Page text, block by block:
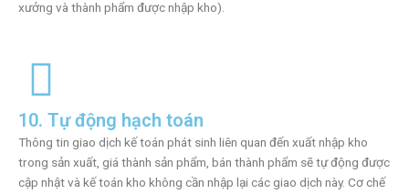
xưởng và thành phẩm được nhập kho).
10. Tự động hạch toán
Thông tin giao dịch kế toán phát sinh liên quan đến xuất nhập kho
trong sản xuất, giá thành sản phẩm, bán thành phẩm sẽ tự động được
cập nhật và kế toán kho không cần nhập lại các giao dịch này. Cơ chế